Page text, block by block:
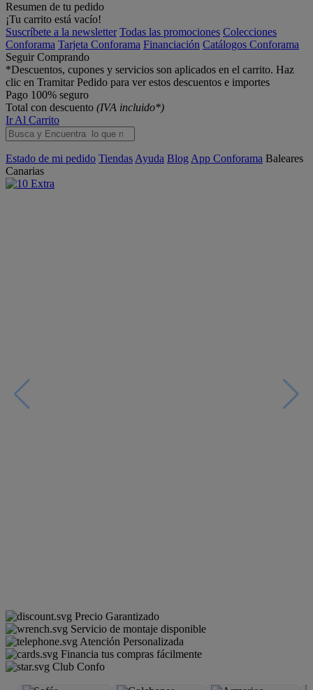
Resumen de tu pedido
¡Tu carrito está vacío!
Suscríbete a la newsletter Todas las promociones Colecciones
Conforama Tarjeta Conforama Financiación Catálogos Conforama
Seguir Comprando
*Descuentos, cupones y servicios son aplicados en el carrito. Haz
clic en Tramitar Pedido para ver estos descuentos e importes
Pago 100% seguro
Total con descuento (IVA incluido*)
Ir Al Carrito
Estado de mi pedido Tiendas Ayuda Blog App Conforama Baleares
Canarias
Precio Garantizado
Servicio de montaje disponible
Atención Personalizada
Financia tus compras fácilmente
Club Confo